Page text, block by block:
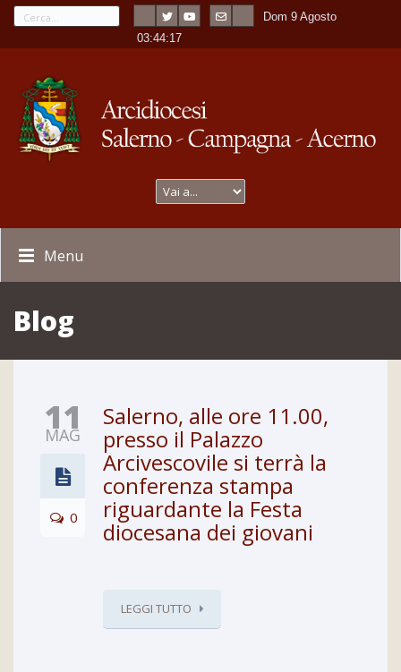
Dom 9 Agosto
-03:44:18
Menu
Blog
11
MAG
0
Salerno, alle ore 11.00,
presso il Palazzo
Arcivescovile si terrà la
conferenza stampa
riguardante la Festa
diocesana dei giovani
LEGGI TUTTO